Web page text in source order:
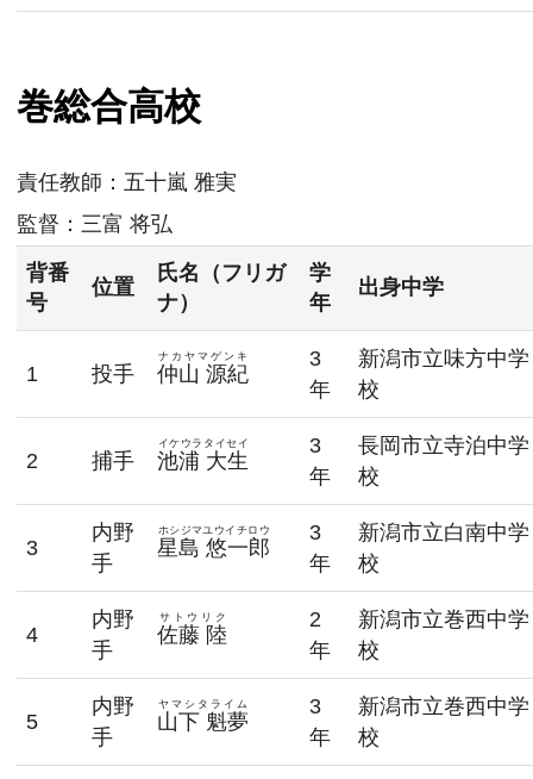
巻総合高校
責任教師： 五十嵐 雅実
監督： 三富 将弘
背番
号
位置
氏名（フリガ
ナ）
学
年
出身中学
1 投手 仲山 源紀
ナカヤマゲンキ
3
年
新潟市立味方中学
校
2 捕手 池浦 大生
イケウラタイセイ
3
年
長岡市立寺泊中学
校
3
内野
手
星島 悠一郎
ホシジマユウイチロウ
3
年
新潟市立白南中学
校
4
内野
手
佐藤 陸
サトウリク
2
年
新潟市立巻西中学
校
5
内野
手
山下 魁夢
ヤマシタライム
3
年
新潟市立巻西中学
校